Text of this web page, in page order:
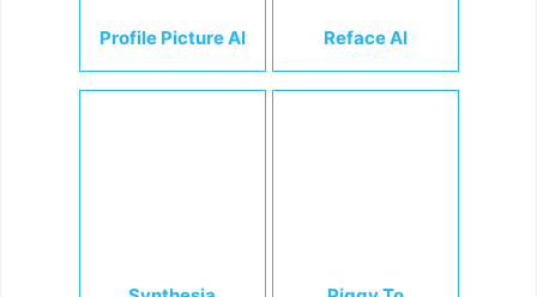
Profile Picture AI Reface AI